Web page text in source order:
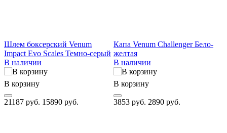
Шлем боксерский Venum
Impact Evo Scales Темно-серый
В наличии
В корзину
21187 руб. 15890 руб.
Капа Venum Challenger Бело-
желтая
В наличии
В корзину
3853 руб. 2890 руб.